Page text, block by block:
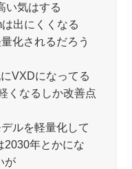
い気はする
出にくくなる
化されるだろう
VXDになってる
くなるしか改善点
ルを軽量化して
2030年とかにな
が